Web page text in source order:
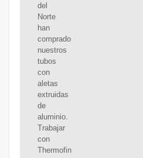
del
Norte
han
comprado
nuestros
tubos
con
aletas
extruidas
de
aluminio.
Trabajar
con
Thermofin